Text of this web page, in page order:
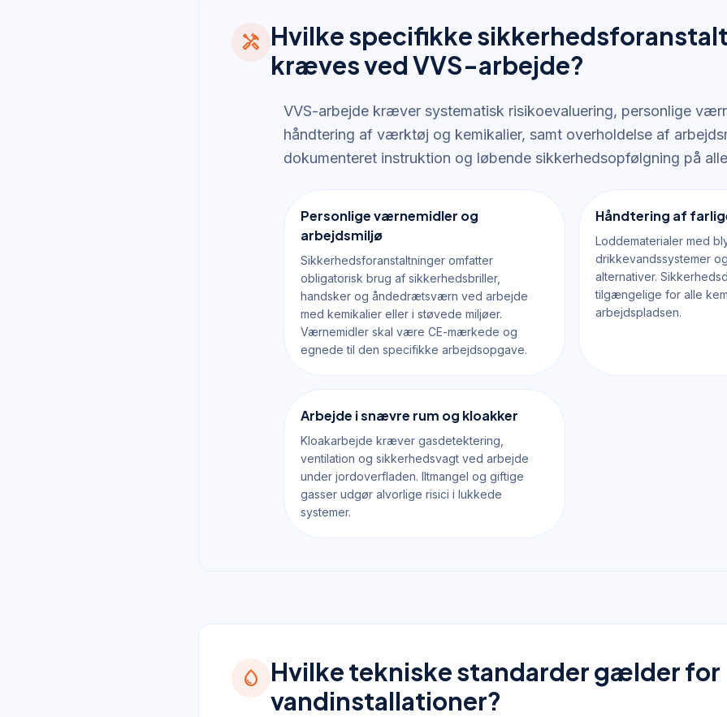
handyman Hvilke specifikke
kræves ved VVS-arbejde?
VVS-arbejde kræver systematisk risikoevaluering, personlige
håndtering af værktøj og kemikalier, samt overholdelse af
dokumenteret instruktion og løbende sikkerhedsopfølgning på
Personlige værnemidler og
arbejdsmiljø
Sikkerhedsforanstaltninger omfatter
obligatorisk brug af sikkerhedsbriller,
handsker og åndedrætsværn ved arbejde
med kemikalier eller i støvede miljøer.
Værnemidler skal være CE-mærkede og
egnede til den specifikke arbejdsopgave.
Håndtering af
Loddematerialer med
drikkevandssystemer
alternativer.
tilgængelige for alle
arbejdspladsen.
Arbejde i snævre rum og kloakker
Kloakarbejde kræver gasdetektering,
ventilation og sikkerhedsvagt ved arbejde
under jordoverfladen. Iltmangel og giftige
gasser udgør alvorlige risici i lukkede
systemer.
water_drop
Hvilke tekniske standarder gælder for
vandinstallationer?